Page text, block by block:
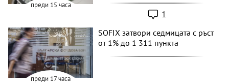
преди 15 часа
1
преди 17 часа
SOFIX затвори седмицата с ръст
от 1% до 1 311 пункта